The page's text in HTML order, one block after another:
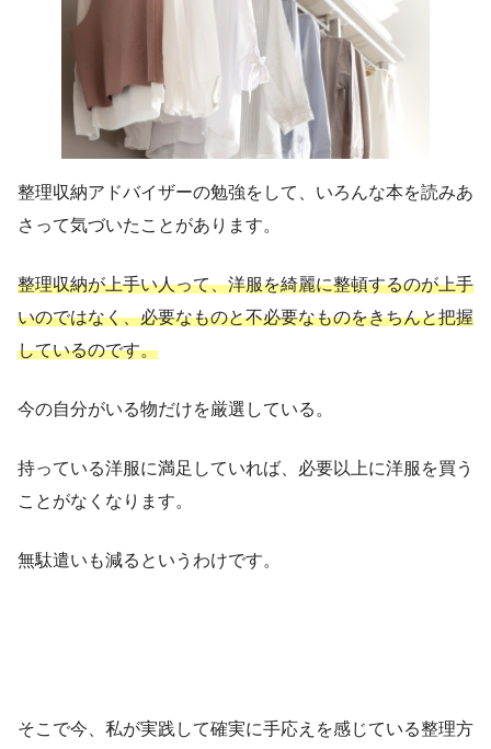
整理収納アドバイザーの勉強をして、いろんな本を読みあ
さって気づいたことがあります。
整理収納が上手い人って、洋服を綺麗に整頓するのが上手
いのではなく、必要なものと不必要なものをきちんと把握
しているのです。
今の自分がいる物だけを厳選している。
持っている洋服に満足していれば、必要以上に洋服を買う
ことがなくなります。
無駄遣いも減るというわけです。
そこで今、私が実践して確実に手応えを感じている整理方